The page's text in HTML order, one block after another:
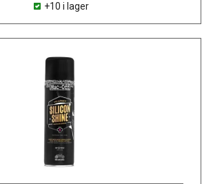
+10 i lager